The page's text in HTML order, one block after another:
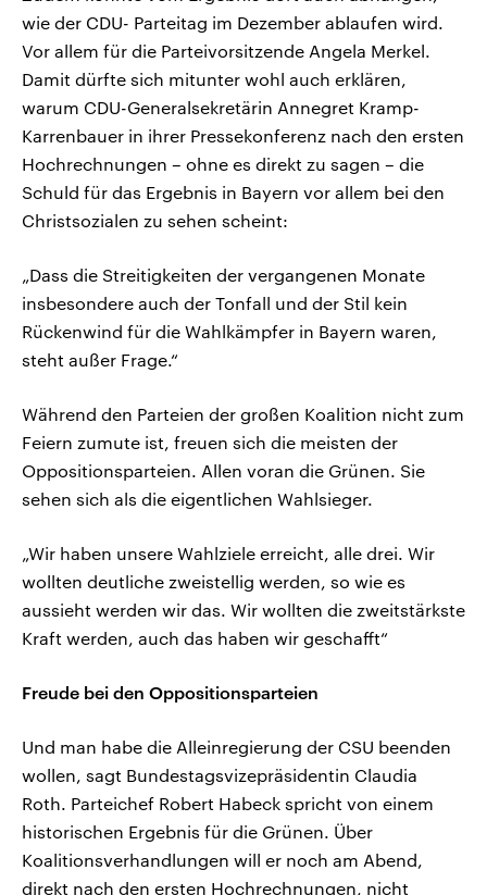
wie der CDU- Parteitag im Dezember ablaufen wird.
Vor allem für die Parteivorsitzende Angela Merkel.
Damit dürfte sich mitunter wohl auch erklären,
warum CDU-Generalsekretärin Annegret Kramp-
Karrenbauer in ihrer Pressekonferenz nach den ersten
Hochrechnungen – ohne es direkt zu sagen – die
Schuld für das Ergebnis in Bayern vor allem bei den
Christsozialen zu sehen scheint:
„Dass die Streitigkeiten der vergangenen Monate
insbesondere auch der Tonfall und der Stil kein
Rückenwind für die Wahlkämpfer in Bayern waren,
steht außer Frage.“
Während den Parteien der großen Koalition nicht zum
Feiern zumute ist, freuen sich die meisten der
Oppositionsparteien. Allen voran die Grünen. Sie
sehen sich als die eigentlichen Wahlsieger.
„Wir haben unsere Wahlziele erreicht, alle drei. Wir
wollten deutliche zweistellig werden, so wie es
aussieht werden wir das. Wir wollten die zweitstärkste
Kraft werden, auch das haben wir geschafft“
Freude bei den Oppositionsparteien
Und man habe die Alleinregierung der CSU beenden
wollen, sagt Bundestagsvizepräsidentin Claudia
Roth. Parteichef Robert Habeck spricht von einem
historischen Ergebnis für die Grünen. Über
Koalitionsverhandlungen will er noch am Abend,
direkt nach den ersten Hochrechnungen, nicht